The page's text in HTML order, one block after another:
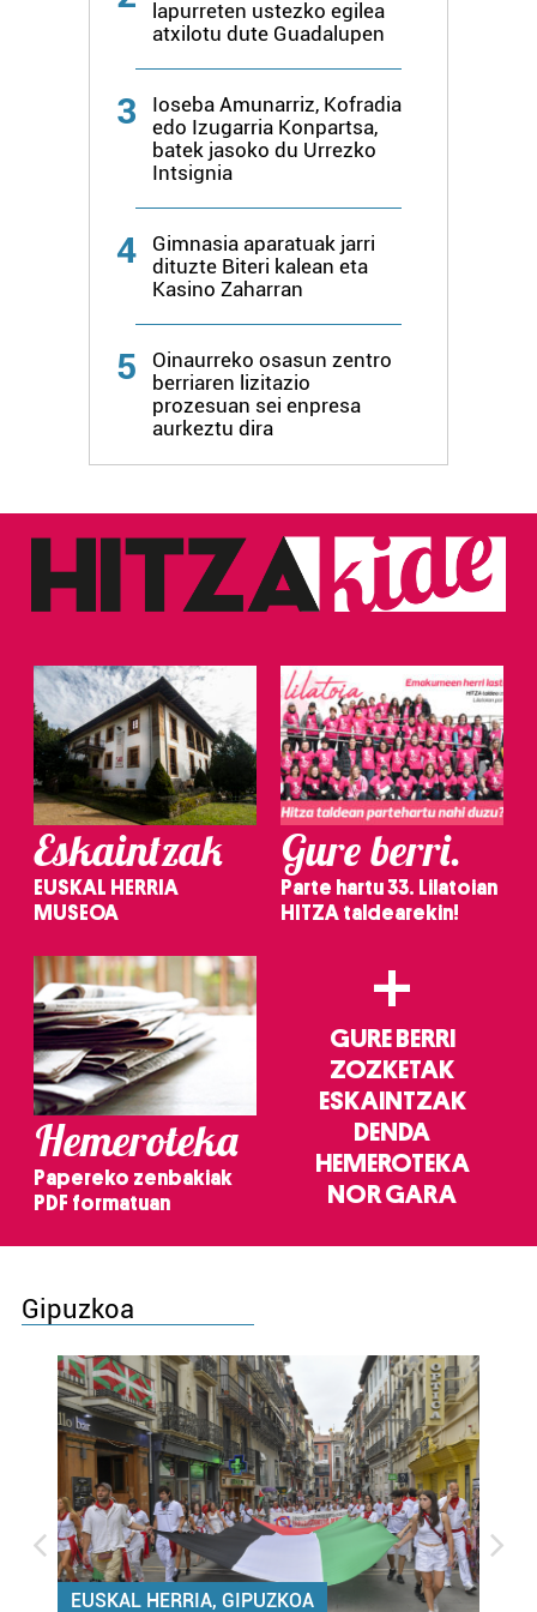
lapurreten ustezko egilea
atxilotu dute Guadalupen
3
Ioseba Amunarriz, Kofradia
edo Izugarria Konpartsa,
batek jasoko du Urrezko
Intsignia
4
Gimnasia aparatuak jarri
dituzte Biteri kalean eta
Kasino Zaharran
5
Oinaurreko osasun zentro
berriaren lizitazio
prozesuan sei enpresa
aurkeztu dira
Eskaintzak
EUSKAL HERRIA
MUSEOA
Gure berri.
Parte hartu 33. Lilatoian
HITZA taldearekin!
Hemeroteka
Papereko zenbakiak
PDF formatuan
+
GURE BERRI
ZOZKETAK
ESKAINTZAK
DENDA
HEMEROTEKA
NOR GARA
Gipuzkoa
EUSKAL HERRIA, GIPUZKOA